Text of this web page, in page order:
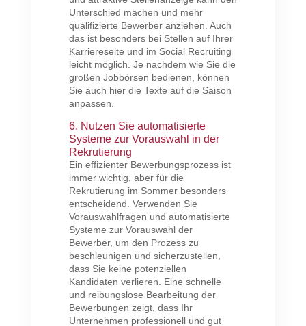
Unterschied machen und mehr
qualifizierte Bewerber anziehen. Auch
das ist besonders bei Stellen auf Ihrer
Karriereseite und im Social Recruiting
leicht möglich. Je nachdem wie Sie die
großen Jobbörsen bedienen, können
Sie auch hier die Texte auf die Saison
anpassen.
6. Nutzen Sie automatisierte
Systeme zur Vorauswahl in der
Rekrutierung
Ein effizienter Bewerbungsprozess ist
immer wichtig, aber für die
Rekrutierung im Sommer besonders
entscheidend. Verwenden Sie
Vorauswahlfragen und automatisierte
Systeme zur Vorauswahl der
Bewerber, um den Prozess zu
beschleunigen und sicherzustellen,
dass Sie keine potenziellen
Kandidaten verlieren. Eine schnelle
und reibungslose Bearbeitung der
Bewerbungen zeigt, dass Ihr
Unternehmen professionell und gut